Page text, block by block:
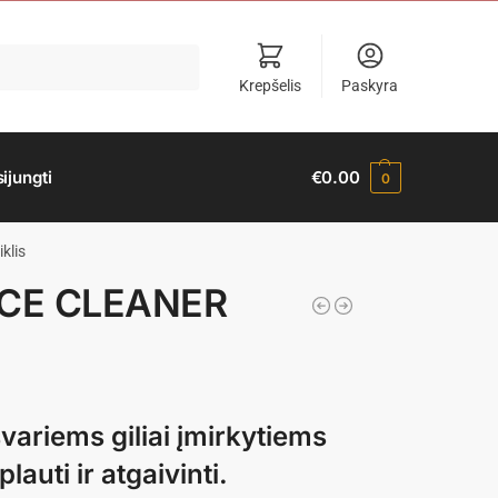
Krepšelis Paskyra
€0.00 0
CLEANER
giliai įmirkytiems
ir atgaivinti.